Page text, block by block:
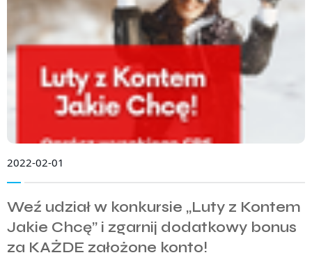
2022-02-01
Weź udział w konkursie „Luty z Kontem
Jakie Chcę” i zgarnij dodatkowy bonus
za KAŻDE założone konto!